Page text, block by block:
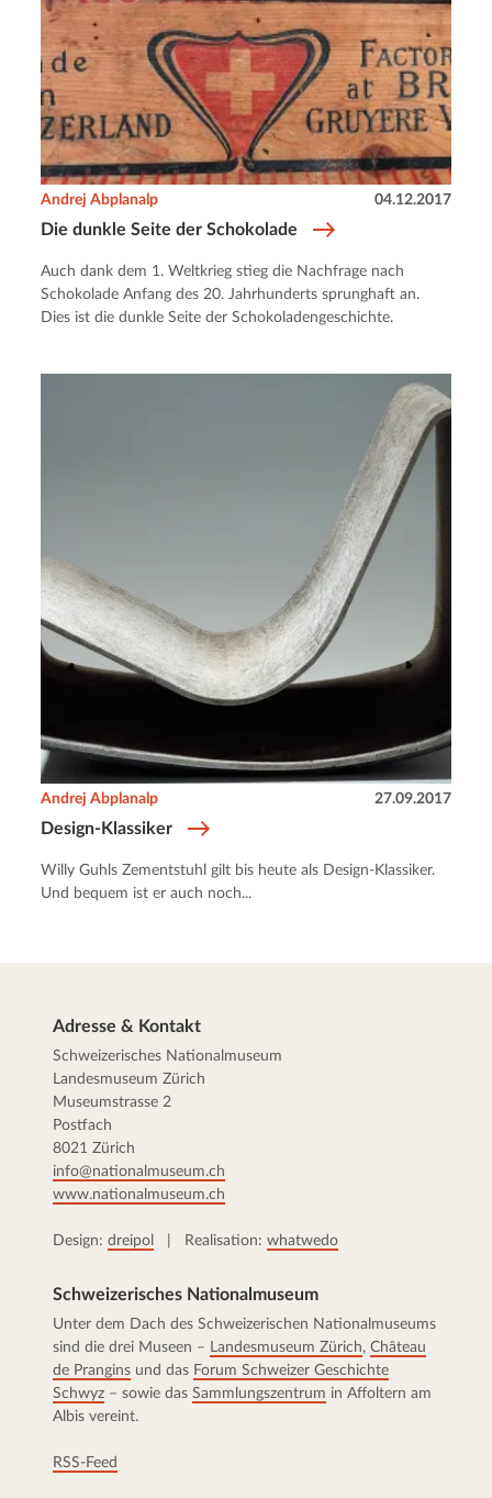
Die dunkle Seite der Schokolade
Andrej Abplanalp 04.12.2017
Auch dank dem 1. Weltkrieg stieg die Nachfrage nach
Schokolade Anfang des 20. Jahrhunderts sprunghaft an.
Dies ist die dunkle Seite der Schokoladengeschichte.
Design-Klassiker
Andrej Abplanalp 27.09.2017
Willy Guhls Zementstuhl gilt bis heute als Design-Klassiker.
Und bequem ist er auch noch...
Adresse & Kontakt
Schweizerisches Nationalmuseum
Landesmuseum Zürich
Museumstrasse 2
Postfach
8021 Zürich
info@nationalmuseum.ch
www.nationalmuseum.ch
Design: dreipol | Realisation: whatwedo
Schweizerisches Nationalmuseum
Unter dem Dach des Schweizerischen Nationalmuseums
sind die drei Museen – Landesmuseum Zürich, Château
de Prangins und das Forum Schweizer Geschichte
Schwyz – sowie das Sammlungszentrum in Affoltern am
Albis vereint.
RSS-Feed